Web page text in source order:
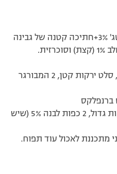
בוקר- 2 לחם קל+ כף קוטג' 3%+חתיכה קטנה של גבינה
צהריים- 4 כפות פתיתים, סלט ירקות קטן, 2 המבורגר
ערב- 2 לחם קל, סלט ירקות גדול, 2 כפות לבנה 5% (שיש